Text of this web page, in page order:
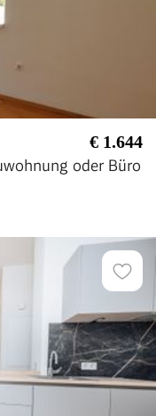
€ 1.644
oder Büro